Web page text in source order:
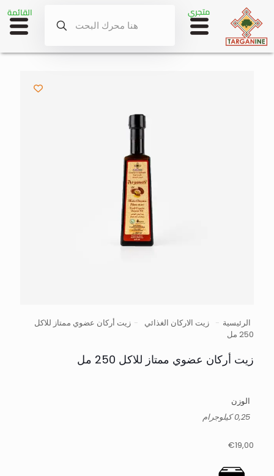
متجري القائمة
الرئيسية - زيت الاركان الغذائي - زيت أركان عضوي ممتاز للاكل
250 مل
زيت أركان عضوي ممتاز للاكل 250 مل
الوزن
0,25 كيلوجرام
€19,00